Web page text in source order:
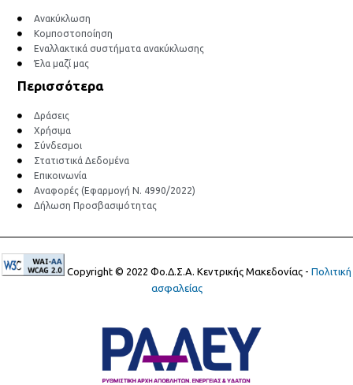
Ανακύκλωση
Κομποστοποίηση
Εναλλακτικά συστήματα ανακύκλωσης
Έλα μαζί μας
Περισσότερα
Δράσεις
Χρήσιμα
Σύνδεσμοι
Στατιστικά Δεδομένα
Επικοινωνία
Αναφορές (Εφαρμογή Ν. 4990/2022)
Δήλωση Προσβασιμότητας
Copyright © 2022 Φο.Δ.Σ.Α. Κεντρικής Μακεδονίας - Πολιτική
ασφαλείας